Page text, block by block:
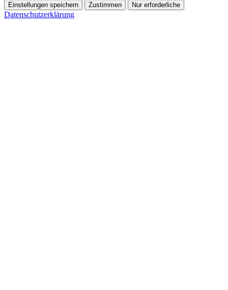
Einstellungen speichern Zustimmen Nur erforderliche
Datenschutzerklärung